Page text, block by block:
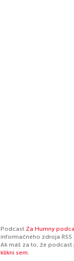
Podcast Za Humny
informačného zdroja
Ak máš za to, že
klikni sem.